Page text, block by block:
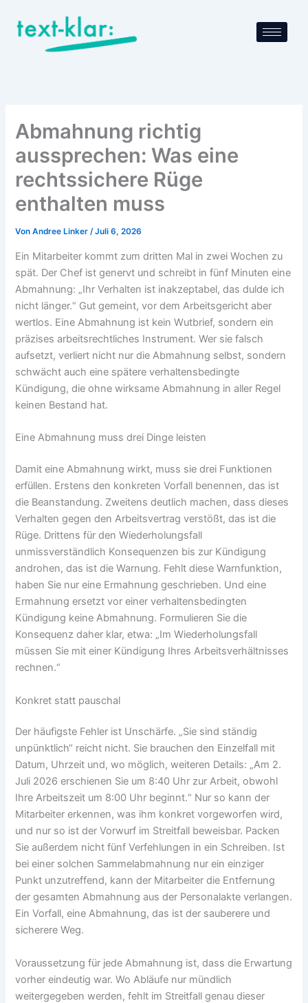
Inhalt
springen
Abmahnung richtig
aussprechen: Was eine
rechtssichere Rüge
enthalten muss
VonAndree Linker/Juli 6, 2026
Ein Mitarbeiter kommt zum dritten Mal in zwei Wochen zu
spät. Der Chef ist genervt und schreibt in fünf Minuten eine
Abmahnung: „Ihr Verhalten ist inakzeptabel, das dulde ich
nicht länger.“ Gut gemeint, vor dem Arbeitsgericht aber
wertlos. Eine Abmahnung ist kein Wutbrief, sondern ein
präzises arbeitsrechtliches Instrument. Wer sie falsch
aufsetzt, verliert nicht nur die Abmahnung selbst, sondern
schwächt auch eine spätere verhaltensbedingte
Kündigung, die ohne wirksame Abmahnung in aller Regel
keinen Bestand hat.
Eine Abmahnung muss drei Dinge leisten
Damit eine Abmahnung wirkt, muss sie drei Funktionen
erfüllen. Erstens den konkreten Vorfall benennen, das ist
die Beanstandung. Zweitens deutlich machen, dass dieses
Verhalten gegen den Arbeitsvertrag verstößt, das ist die
Rüge. Drittens für den Wiederholungsfall
unmissverständlich Konsequenzen bis zur Kündigung
androhen, das ist die Warnung. Fehlt diese Warnfunktion,
haben Sie nur eine Ermahnung geschrieben. Und eine
Ermahnung ersetzt vor einer verhaltensbedingten
Kündigung keine Abmahnung. Formulieren Sie die
Konsequenz daher klar, etwa: „Im Wiederholungsfall
müssen Sie mit einer Kündigung Ihres Arbeitsverhältnisses
rechnen.“
Konkret statt pauschal
Der häufigste Fehler ist Unschärfe. „Sie sind ständig
unpünktlich“ reicht nicht. Sie brauchen den Einzelfall mit
Datum, Uhrzeit und, wo möglich, weiteren Details: „Am 2.
Juli 2026 erschienen Sie um 8:40 Uhr zur Arbeit, obwohl
Ihre Arbeitszeit um 8:00 Uhr beginnt.“ Nur so kann der
Mitarbeiter erkennen, was ihm konkret vorgeworfen wird,
und nur so ist der Vorwurf im Streitfall beweisbar. Packen
Sie außerdem nicht fünf Verfehlungen in ein Schreiben. Ist
bei einer solchen Sammelabmahnung nur ein einziger
Punkt unzutreffend, kann der Mitarbeiter die Entfernung
der gesamten Abmahnung aus der Personalakte verlangen.
Ein Vorfall, eine Abmahnung, das ist der sauberere und
sicherere Weg.
Voraussetzung für jede Abmahnung ist, dass die Erwartung
vorher eindeutig war. Wo Abläufe nur mündlich
weitergegeben werden, fehlt im Streitfall genau dieser